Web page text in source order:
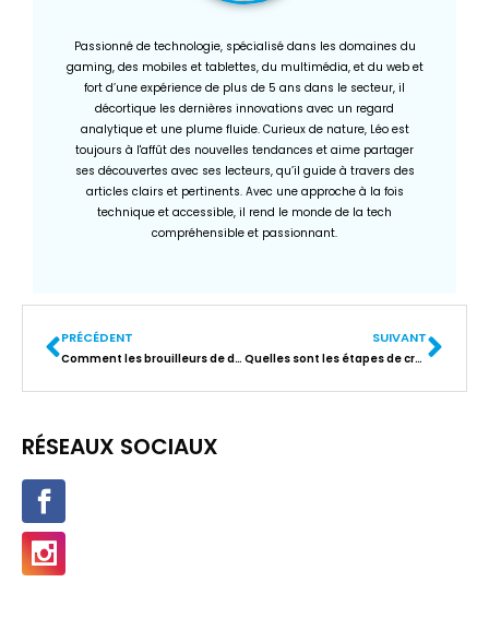
Passionné de technologie, spécialisé dans les domaines du
gaming, des mobiles et tablettes, du multimédia, et du web et
fort d’une expérience de plus de 5 ans dans le secteur, il
décortique les dernières innovations avec un regard
analytique et une plume fluide. Curieux de nature, Léo est
toujours à l'affût des nouvelles tendances et aime partager
ses découvertes avec ses lecteurs, qu’il guide à travers des
articles clairs et pertinents. Avec une approche à la fois
technique et accessible, il rend le monde de la tech
compréhensible et passionnant.
PRÉCÉDENT
Comment les brouilleurs de drones changent le jeu de la sécurité high-tech
SUIVANT
Quelles sont les étapes de création de site internet avec une agence ?
RÉSEAUX SOCIAUX